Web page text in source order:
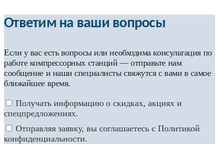
Ответим на ваши вопросы
Если у вас есть вопросы или необходима консультация по
работе компрессорных станций — отправьте нам
сообщение и наши специалисты свяжутся с вами в самое
ближайшее время.
Получать информацию о скидках, акциях и
спецпредложениях.
Отправляя заявку, вы соглашаетесь с Политикой
конфиденциальности.